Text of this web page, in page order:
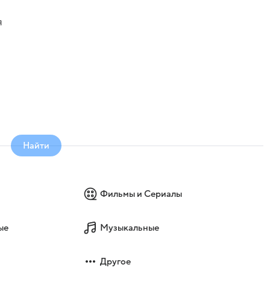
Найти
Фильмы и Сериалы
Музыкальные
Другое